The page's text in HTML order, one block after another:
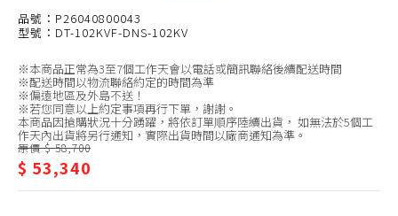
分
離
式/HAWRIN
華
菱
CHIMEI 奇美
TECO 東元
MAXE 萬士益
BD 冰點
HiLi 海力
HAWRIN 華菱
品號：P26040800043
型號：DT-102KVF-DNS-102KV
※本商品正常為3至7個工作天會以電話或簡訊聯絡後續配送時間
※配送時間以物流聯絡約定的時間為準
※偏遠地區及外島不送！
※若您同意以上約定事項再行下單，謝謝。
本商品因搶購狀況十分踴躍，將依訂單順序陸續出貨， 如無法於5個工
作天內出貨將另行通知，實際出貨時間以廠商通知為準。
原價 $ 58,700
$ 53,340